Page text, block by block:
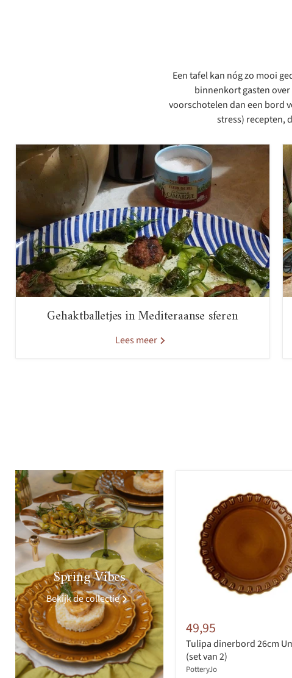
Een tafel kan nóg zo mooi
binnenkort gasten over
voorschotelen dan een bord
stress) recepten,
Gehaktballetjes in Mediteraanse sferen
Lees meer
>
Spring Vibes
Bekijk de collectie
49,95
Tulipa dinerbord 26cm
(set van 2)
PotteryJo